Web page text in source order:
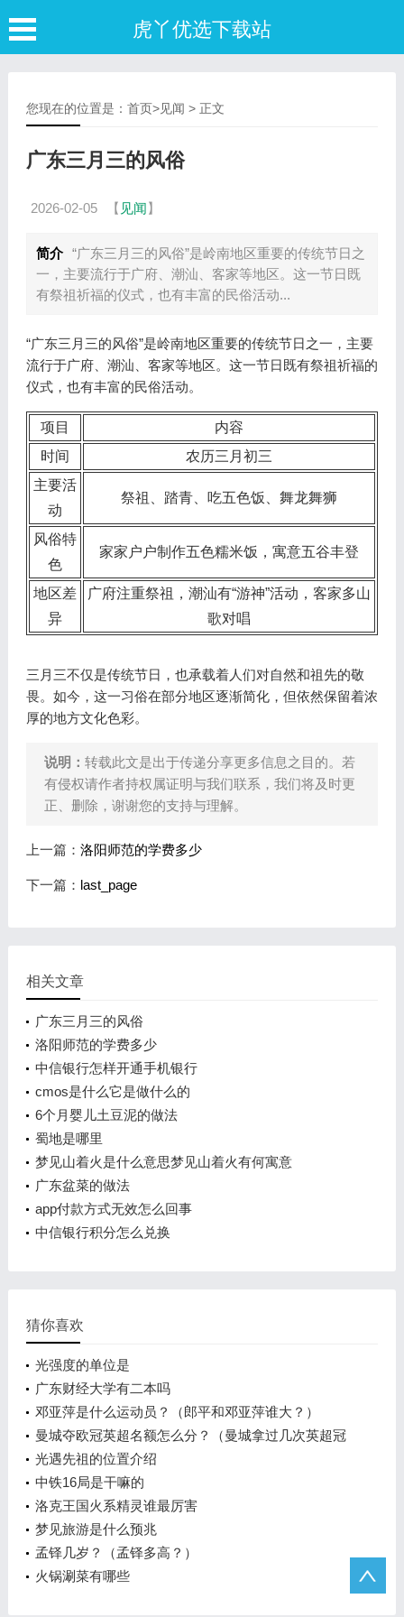
虎丫优选下载站
您现在的位置是： 首页>见闻 > 正文
广东三月三的风俗
2026-02-05 【 见闻】
简介 “广东三月三的风俗”是岭南地区重要的传统节日之
一，主要流行于广府、潮汕、客家等地区。这一节日既
有祭祖祈福的仪式，也有丰富的民俗活动...
“广东三月三的风俗”是岭南地区重要的传统节日之一，主要
流行于广府、潮汕、客家等地区。这一节日既有祭祖祈福的
仪式，也有丰富的民俗活动。
项目
内容
时间
农历三月初三
主要活
动
祭祖、踏青、吃五色饭、舞龙舞狮
风俗特
色
家家户户制作五色糯米饭，寓意五谷丰登
地区差
异
广府注重祭祖，潮汕有“游神”活动，客家多山
歌对唱
三月三不仅是传统节日，也承载着人们对自然和祖先的敬
畏。如今，这一习俗在部分地区逐渐简化，但依然保留着浓
厚的地方文化色彩。
说明： 转载此文是出于传递分享更多信息之目的。若
有侵权请作者持权属证明与我们联系，我们将及时更
正、删除，谢谢您的支持与理解。
上一篇： 洛阳师范的学费多少
下一篇： last_page
相关文章
广东三月三的风俗
洛阳师范的学费多少
中信银行怎样开通手机银行
cmos是什么它是做什么的
6个月婴儿土豆泥的做法
蜀地是哪里
梦见山着火是什么意思梦见山着火有何寓意
广东盆菜的做法
app付款方式无效怎么回事
中信银行积分怎么兑换
猜你喜欢
光强度的单位是
广东财经大学有二本吗
邓亚萍是什么运动员？（郎平和邓亚萍谁大？）
曼城夺欧冠英超名额怎么分？（曼城拿过几次英超冠
军？）
光遇先祖的位置介绍
中铁16局是干嘛的
洛克王国火系精灵谁最厉害
梦见旅游是什么预兆
孟铎几岁？（孟铎多高？）
火锅涮菜有哪些